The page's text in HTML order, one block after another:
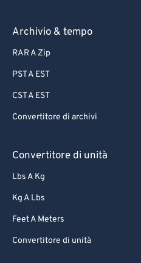
Archivio & tempo
RAR A Zip
PST A EST
CST A EST
Convertitore di archivi
Convertitore di unità
Lbs A Kg
Kg A Lbs
Feet A Meters
Convertitore di unità